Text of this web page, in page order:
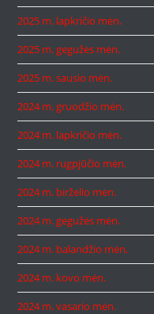
2025 m. lapkričio mėn.
2025 m. gegužės mėn.
2025 m. sausio mėn.
2024 m. gruodžio mėn.
2024 m. lapkričio mėn.
2024 m. rugpjūčio mėn.
2024 m. birželio mėn.
2024 m. gegužės mėn.
2024 m. balandžio mėn.
2024 m. kovo mėn.
2024 m. vasario mėn.